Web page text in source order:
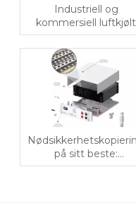
Industriell og
kommersiell luftkjølt
BESS 100–144kWh |
i-ett
energilagringsløsning
kostnadsoptimalisering
på sitt beste:
Hurtiglading BESS